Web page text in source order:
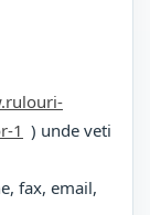
1 ) unde veti
fax, email,